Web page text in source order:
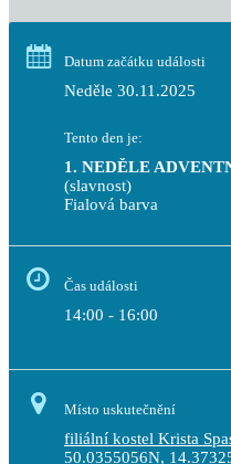
Datum začátku události
Neděle 30.11.2025
Tento den je:
1. NEDĚLE
(slavnost)
Čas události
14:00 - 16:00
Místo uskutečnění
filiální kostel Krista
50.0355056N,